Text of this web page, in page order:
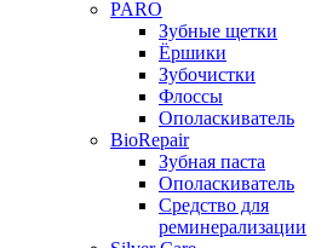
PARO
Зубные щетки
Ёршики
Зубочистки
Флоссы
Ополаскиватель
BioRepair
Зубная паста
Ополаскиватель
Средство для
реминерализации